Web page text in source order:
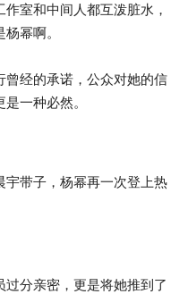
室和中间人都互泼脏水，
幂啊。
曾经的承诺，公众对她的信
一种必然。
宇带子，杨幂再一次登上热
分亲密，更是将她推到了